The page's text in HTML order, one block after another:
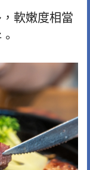
軟嫩度相當